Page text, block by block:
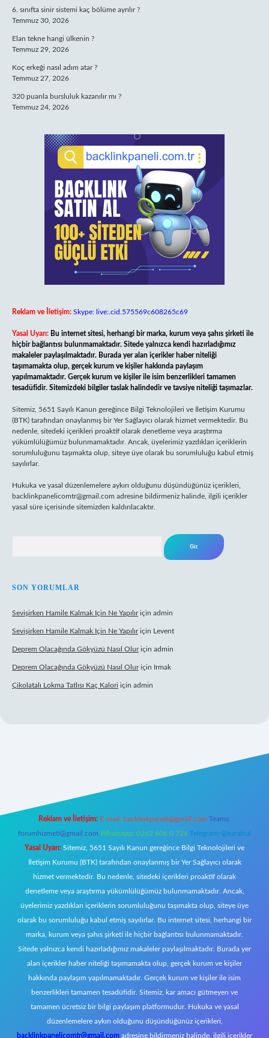
6. sınıfta sinir sistemi kaç bölüme ayrılır ?
Temmuz 30, 2026
Elan tekne hangi ülkenin ?
Temmuz 29, 2026
Koç erkeği nasıl adım atar ?
Temmuz 27, 2026
320 puanla bursluluk kazanılır mı ?
Temmuz 24, 2026
Reklam ve İletişim: Skype: live:.cid.575569c608265c69
Yasal Uyarı: Bu internet sitesi, herhangi bir marka, kurum veya şahıs şirketi ile
hiçbir bağlantısı bulunmamaktadır. Sitede yalnızca kendi hazırladığımız
makaleler paylaşılmaktadır. Burada yer alan içerikler haber niteliği
taşımamakta olup, gerçek kurum ve kişiler hakkında paylaşım
yapılmamaktadır. Gerçek kurum ve kişiler ile isim benzerlikleri tamamen
tesadüfidir. Sitemizdeki bilgiler taslak halindedir ve tavsiye niteliği taşımazlar.
Sitemiz, 5651 Sayılı Kanun gereğince Bilgi Teknolojileri ve İletişim Kurumu
(BTK) tarafından onaylanmış bir Yer Sağlayıcı olarak hizmet vermektedir. Bu
nedenle, sitedeki içerikleri proaktif olarak denetleme veya araştırma
yükümlülüğümüz bulunmamaktadır. Ancak, üyelerimiz yazdıkları içeriklerin
sorumluluğunu taşımakta olup, siteye üye olarak bu sorumluluğu kabul etmiş
sayılırlar.
Hukuka ve yasal düzenlemelere aykırı olduğunu düşündüğünüz içerikleri,
backlinkpanelicomtr@gmail.com adresine bildirmeniz halinde, ilgili içerikler
yasal süre içerisinde sitemizden kaldırılacaktır.
SON YORUMLAR
Sevişirken Hamile Kalmak Için Ne Yapılıriçin admin
Sevişirken Hamile Kalmak Için Ne Yapılıriçin Levent
Deprem Olacağında Gökyüzü Nasıl Oluriçin admin
Deprem Olacağında Gökyüzü Nasıl Oluriçin Irmak
Çikolatalı Lokma Tatlısı Kaç Kalori için admin
Reklam ve İletişim: E-mail: backlinkpaneli@gmail.com Teams:
forumhizmeti@gmail.com Whatsapp: 0262 606 0 726 Telegram: @karabul
Yasal Uyarı: Sitemiz, 5651 Sayılı Kanun gereğince Bilgi Teknolojileri ve
İletişim Kurumu (BTK) tarafından onaylanmış bir Yer Sağlayıcı olarak
hizmet vermektedir. Bu nedenle, sitedeki içerikleri proaktif olarak
denetleme veya araştırma yükümlülüğümüz bulunmamaktadır. Ancak,
üyelerimiz yazdıkları içeriklerin sorumluluğunu taşımakta olup, siteye üye
olarak bu sorumluluğu kabul etmiş sayılırlar. Bu internet sitesi, herhangi bir
marka, kurum veya şahıs şirketi ile hiçbir bağlantısı bulunmamaktadır.
Sitede yalnızca kendi hazırladığımız makaleler paylaşılmaktadır. Burada yer
alan içerikler haber niteliği taşımamakta olup, gerçek kurum ve kişiler
hakkında paylaşım yapılmamaktadır. Gerçek kurum ve kişiler ile isim
benzerlikleri tamamen tesadüfidir. Sitemiz, kar amacı gütmeyen ve
tamamen ücretsiz bir bilgi paylaşım platformudur. Hukuka ve yasal
düzenlemelere aykırı olduğunu düşündüğünüz içerikleri,
backlinkpanelicomtr@gmail.com adresine bildirmeniz halinde, ilgili içerikler